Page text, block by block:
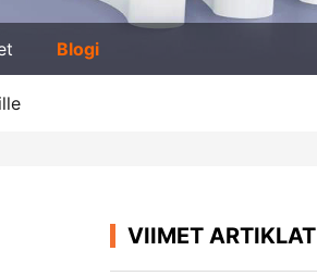
Blogi
VIIMET ARTIKLAT